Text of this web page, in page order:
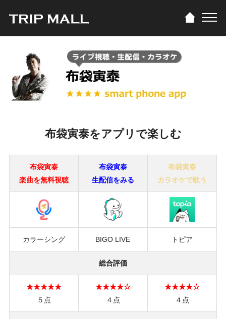
布袋寅泰をアプリで楽しむ
布袋寅泰
楽曲を無料視聴
布袋寅泰
生配信をみる
布袋寅泰
カラオケで歌う
カラーシング BIGO LIVE トピア
総合評価
★★★★★
５点
★★★★☆
４点
★★★★☆
４点